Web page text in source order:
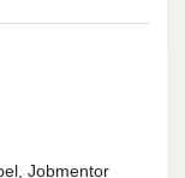
Jobmentor